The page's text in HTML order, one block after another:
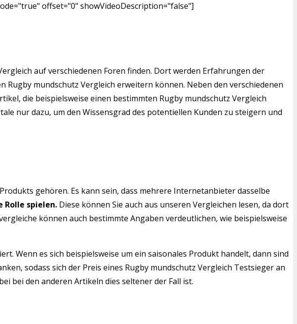
offset="0" showVideoDescription="false"]
auf verschiedenen Foren finden. Dort werden Erfahrungen der
mundschutz Vergleich erweitern können. Neben den verschiedenen
die beispielsweise einen bestimmten Rugby mundschutz Vergleich
nur dazu, um den Wissensgrad des potentiellen Kunden zu steigern und
gehören. Es kann sein, dass mehrere Internetanbieter dasselbe
Rolle spielen. Diese können Sie auch aus unseren Vergleichen lesen, da dort
können auch bestimmte Angaben verdeutlichen, wie beispielsweise
Wenn es sich beispielsweise um ein saisonales Produkt handelt, dann sind
sodass sich der Preis eines Rugby mundschutz Vergleich Testsieger an
bei den anderen Artikeln dies seltener der Fall ist.